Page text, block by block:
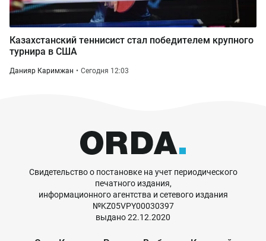
Казахстанский теннисист стал победителем крупного
турнира в США
Данияр Каримжан Сегодня 12:03
Свидетельство о постановке на учет периодического
печатного издания,
информационного агентства и сетевого издания
№KZ05VPY00030397
выдано 22.12.2020